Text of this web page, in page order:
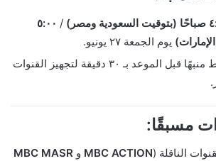
ومصر) / ٥:٠٠
يوم الجمعة ٢٧ يونيو.
نصيحة: اضبط منبهًا قبل الموعد بـ ٣٠ دقيقة لتجهيز القنوات
مسبقًا:
الناقلة (MBC ACTION و MBC MASR